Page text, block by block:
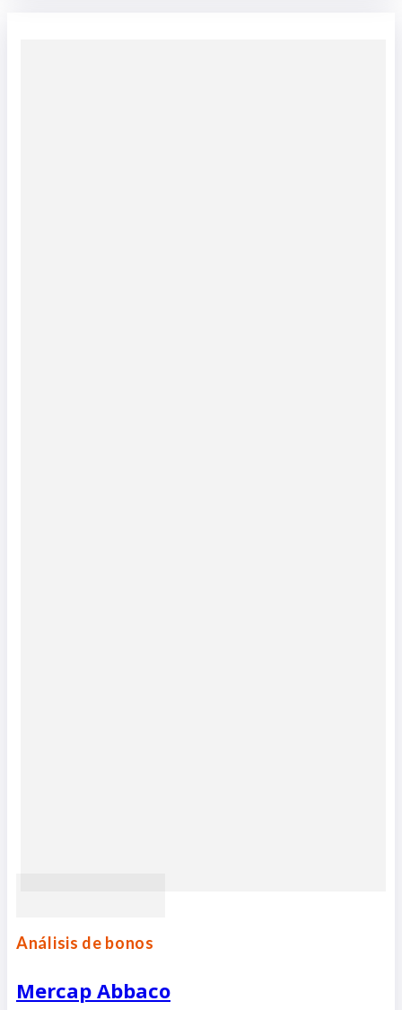
Análisis de bonos
Mercap Abbaco